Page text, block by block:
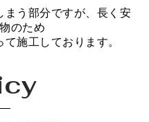
まう部分ですが、長く安
のため
施工しております。